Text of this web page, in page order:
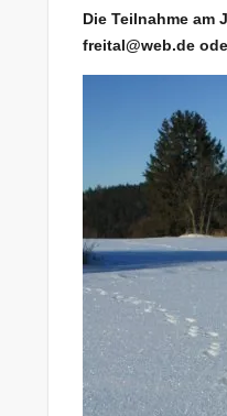
Die Teilnahme
freital@web.de